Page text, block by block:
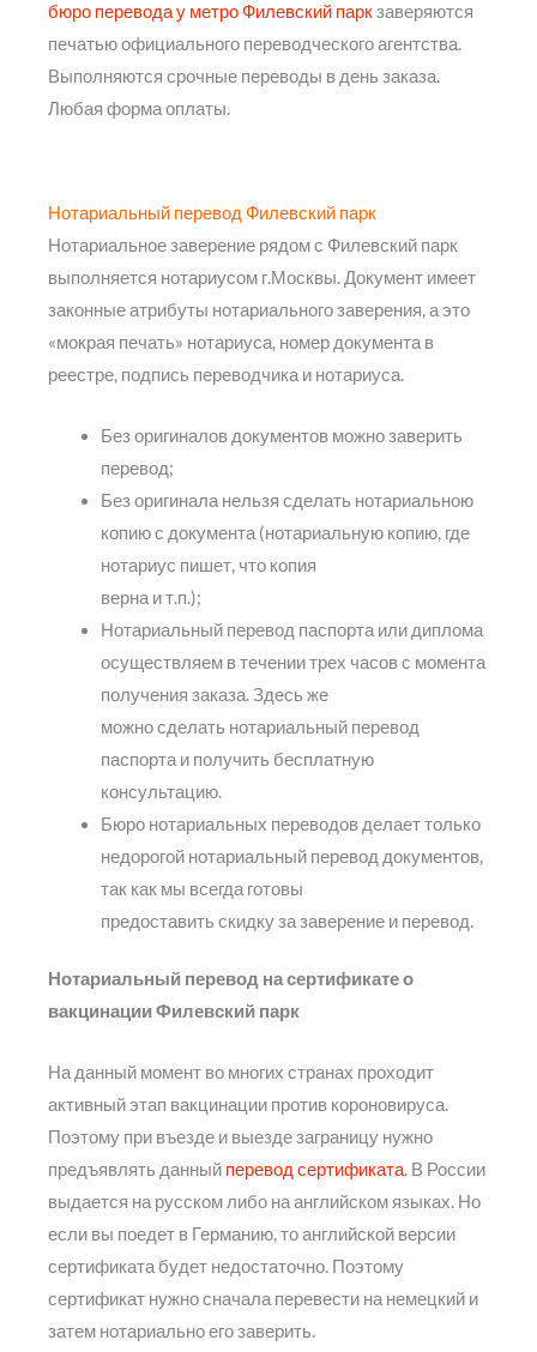
бюро перевода у метро Филевский паркзаверяются
печатью официального переводческого агентства.
Выполняются срочные переводы в день заказа.
Любая форма оплаты.
Нотариальный перевод Филевский парк
Нотариальное заверение рядом с Филевский парк
выполняется нотариусом г.Москвы. Документ имеет
законные атрибуты нотариального заверения, а это
«мокрая печать» нотариуса, номер документа в
реестре, подпись переводчика и нотариуса.
Без оригиналов документов можно заверить
перевод;
Без оригинала нельзя сделать нотариальною
копию с документа (нотариальную копию, где
нотариус пишет, что копия
верна и т.п.);
Нотариальный перевод паспорта или диплома
осуществляем в течении трех часов с момента
получения заказа. Здесь же
можно сделать нотариальный перевод
паспорта и получить бесплатную
консультацию.
Бюро нотариальных переводов делает только
недорогой нотариальный перевод документов,
так как мы всегда готовы
предоставить скидку за заверение и перевод.
Нотариальный перевод на сертификате о
вакцинации Филевский парк
На данный момент во многих странах проходит
активный этап вакцинации против короновируса.
Поэтому при въезде и выезде заграницу нужно
предъявлять данный перевод сертификата. В России
выдается на русском либо на английском языках. Но
если вы поедет в Германию, то английской версии
сертификата будет недостаточно. Поэтому
сертификат нужно сначала перевести на немецкий и
затем нотариально его заверить.